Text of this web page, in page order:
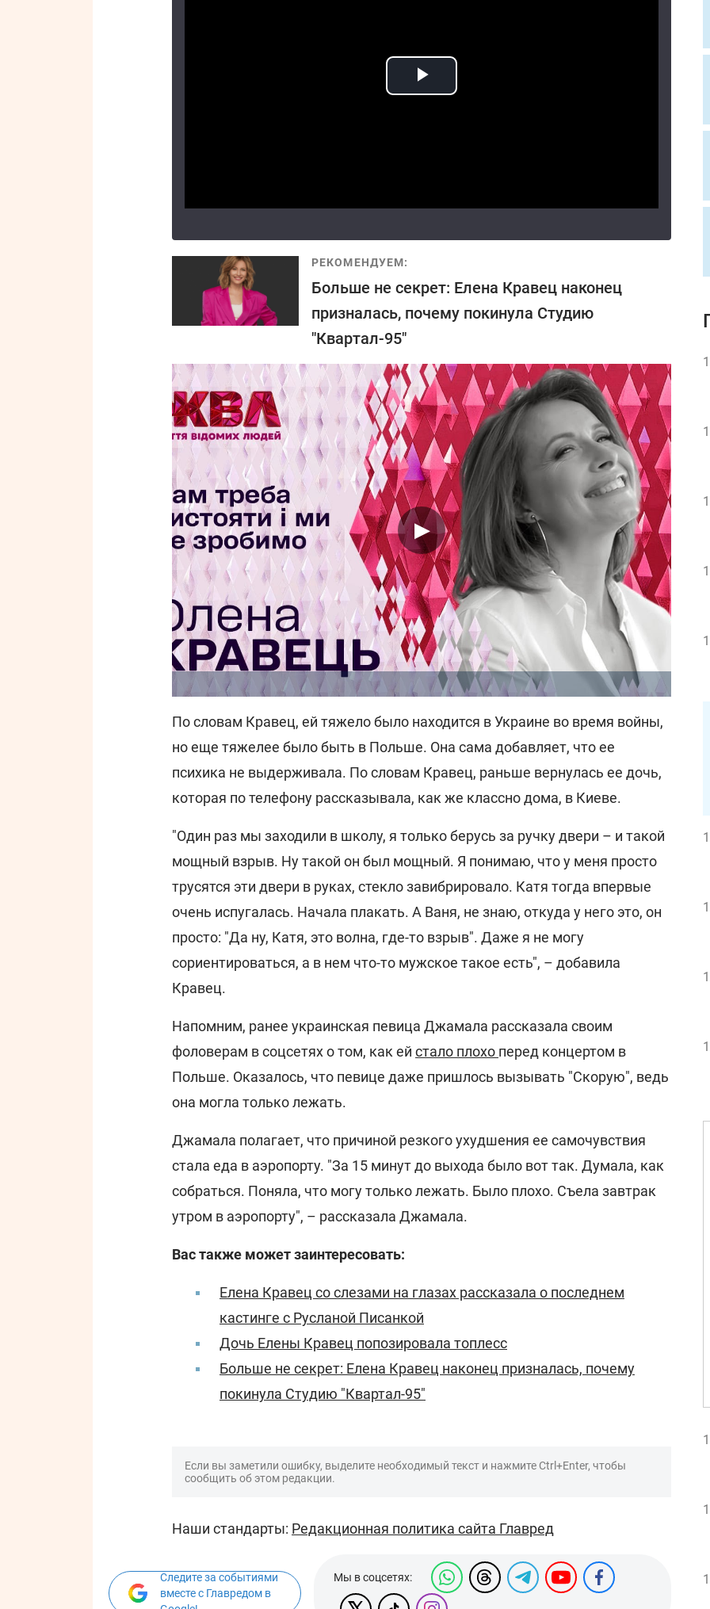
РЕКОМЕНДУЕМ:
Больше не секрет: Елена Кравец наконец
призналась, почему покинула Студию
"Квартал-95"
По словам Кравец, ей тяжело было находится в Украине во время войны,
но еще тяжелее было быть в Польше. Она сама добавляет, что ее
психика не выдерживала. По словам Кравец, раньше вернулась ее дочь,
которая по телефону рассказывала, как же классно дома, в Киеве.
"Один раз мы заходили в школу, я только берусь за ручку двери – и такой
мощный взрыв. Ну такой он был мощный. Я понимаю, что у меня просто
трусятся эти двери в руках, стекло завибрировало. Катя тогда впервые
очень испугалась. Начала плакать. А Ваня, не знаю, откуда у него это, он
просто: "Да ну, Катя, это волна, где-то взрыв". Даже я не могу
сориентироваться, а в нем что-то мужское такое есть", – добавила
Кравец.
Напомним, ранее украинская певица Джамала рассказала своим
фоловерам в соцсетях о том, как ей стало плохо перед концертом в
Польше. Оказалось, что певице даже пришлось вызывать "Скорую", ведь
она могла только лежать.
Джамала полагает, что причиной резкого ухудшения ее самочувствия
стала еда в аэропорту. "За 15 минут до выхода было вот так. Думала, как
собраться. Поняла, что могу только лежать. Было плохо. Съела завтрак
утром в аэропорту", – рассказала Джамала.
Вас также может заинтересовать:
Елена Кравец со слезами на глазах рассказала о последнем
кастинге с Русланой Писанкой
Дочь Елены Кравец попозировала топлесс
Больше не секрет: Елена Кравец наконец призналась, почему
покинула Студию "Квартал-95"
Если вы заметили ошибку, выделите необходимый текст и нажмите Ctrl+Enter, чтобы
сообщить об этом редакции.
Наши стандарты: Редакционная политика сайта Главред
Следите за событиями
вместе с Главредом в
Мы в соцсетях: